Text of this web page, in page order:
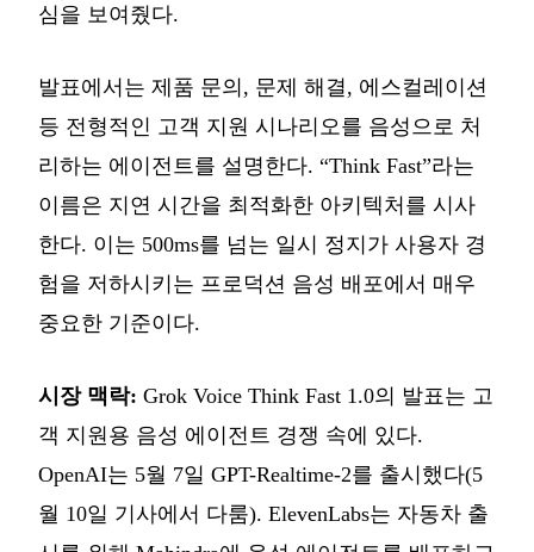
심을 보여줬다.
발표에서는 제품 문의, 문제 해결, 에스컬레이션
등 전형적인 고객 지원 시나리오를 음성으로 처
리하는 에이전트를 설명한다. “Think Fast”라는
이름은 지연 시간을 최적화한 아키텍처를 시사
한다. 이는 500ms를 넘는 일시 정지가 사용자 경
험을 저하시키는 프로덕션 음성 배포에서 매우
중요한 기준이다.
시장 맥락: Grok Voice Think Fast 1.0의 발표는 고
객 지원용 음성 에이전트 경쟁 속에 있다.
OpenAI는 5월 7일 GPT-Realtime-2를 출시했다(5
월 10일 기사에서 다룸). ElevenLabs는 자동차 출